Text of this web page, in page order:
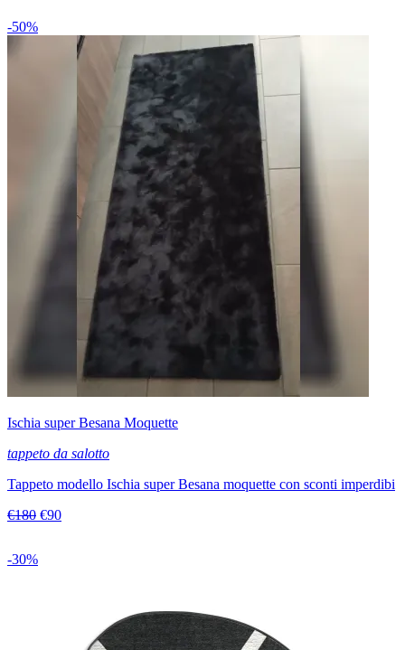
-50%
Ischia super Besana Moquette
tappeto da salotto
Tappeto modello Ischia super Besana moquette con sconti imperdibi
€180 €90
-30%